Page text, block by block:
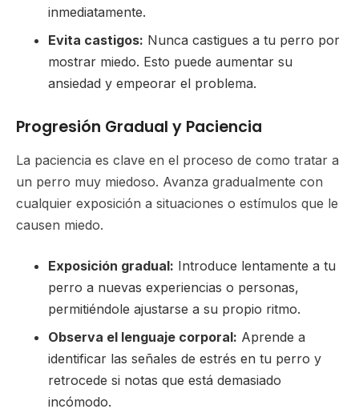
inmediatamente.
Evita castigos: Nunca castigues a tu perro por
mostrar miedo. Esto puede aumentar su
ansiedad y empeorar el problema.
Progresión Gradual y Paciencia
La paciencia es clave en el proceso de como tratar a
un perro muy miedoso. Avanza gradualmente con
cualquier exposición a situaciones o estímulos que le
causen miedo.
Exposición gradual: Introduce lentamente a tu
perro a nuevas experiencias o personas,
permitiéndole ajustarse a su propio ritmo.
Observa el lenguaje corporal: Aprende a
identificar las señales de estrés en tu perro y
retrocede si notas que está demasiado
incómodo.